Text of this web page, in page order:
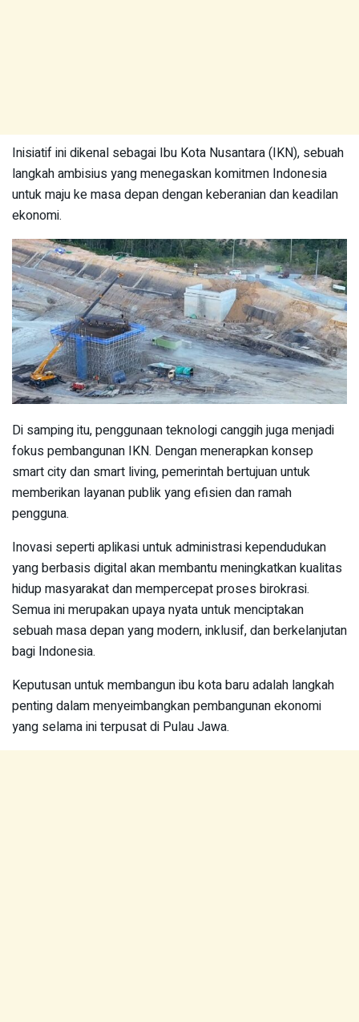
Inisiatif ini dikenal sebagai Ibu Kota Nusantara (IKN), sebuah
langkah ambisius yang menegaskan komitmen Indonesia
untuk maju ke masa depan dengan keberanian dan keadilan
ekonomi.
Di samping itu, penggunaan teknologi canggih juga menjadi
fokus pembangunan IKN. Dengan menerapkan konsep
smart city dan smart living, pemerintah bertujuan untuk
memberikan layanan publik yang efisien dan ramah
pengguna.
Inovasi seperti aplikasi untuk administrasi kependudukan
yang berbasis digital akan membantu meningkatkan kualitas
hidup masyarakat dan mempercepat proses birokrasi.
Semua ini merupakan upaya nyata untuk menciptakan
sebuah masa depan yang modern, inklusif, dan berkelanjutan
bagi Indonesia.
Keputusan untuk membangun ibu kota baru adalah langkah
penting dalam menyeimbangkan pembangunan ekonomi
yang selama ini terpusat di Pulau Jawa.